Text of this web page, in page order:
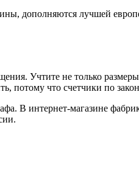
дополняются лучшей
Учтите не только
потому что счетчики по
В интернет-магазине